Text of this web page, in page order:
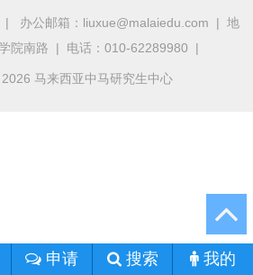
| 办公邮箱：liuxue@malaiedu.com | 地
院南路 | 电话：010-62289980 |
马来西亚中马研究生中心
申请 搜索 我的